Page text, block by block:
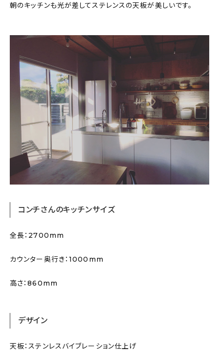
朝のキッチンも光が差してステレンスの天板が美しいです。
コンチさんのキッチンサイズ
全長：2700mm
カウンター奥行き：1000mm
高さ：860mm
デザイン
天板：ステンレスバイブレーション仕上げ